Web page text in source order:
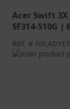
Acer Swift
SF314-510G |
Réf.
Passer